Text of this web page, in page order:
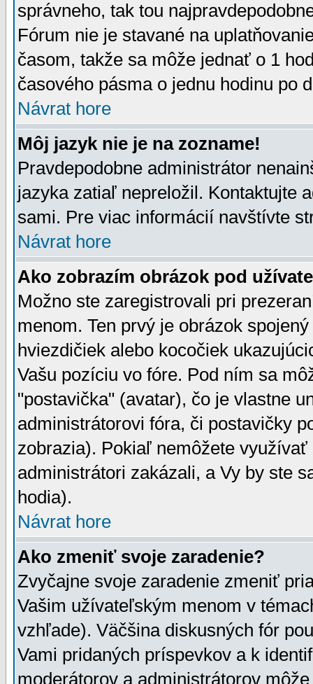
správneho, tak tou
Fórum nie je stavané na
časom, takže sa môže jednať o 1
časového pásma o jednu hodinu po
Návrat hore
Môj jazyk nie je na zozname!
Pravdepodobne administrátor
jazyka zatiaľ nepreložil. Kontaktujte
sami. Pre viac informácií navštívte
Návrat hore
Ako zobrazím obrázok pod
Možno ste zaregistrovali pri
menom. Ten prvý je obrázok
hviezdičiek alebo kocočiek
Vašu pozíciu vo fóre. Pod ním sa
"postavička" (avatar), čo je vlastne
administrátorovi fóra, či postavičky
zobrazia). Pokiaľ nemôžete
administrátori zakázali, a Vy by ste
hodia).
Návrat hore
Ako zmeniť svoje zaradenie?
Zvyčajne svoje zaradenie zmeniť
Vašim užívateľským menom v
vzhľade). Väčšina diskusných fór
Vami pridaných príspevkov a k
moderátorov a administrátorov